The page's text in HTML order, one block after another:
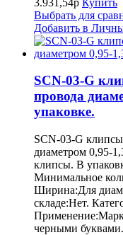
Выбрать для
Добавить в
SCN-03-G
провода
упаковке.
SCN-03-G
диаметром 0,95-
клипсы. В
Минимальное
Ширина:Для
складе:Нет.
черными